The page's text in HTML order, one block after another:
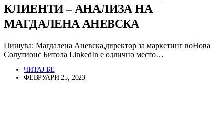
КЛИЕНТИ – АНАЛИЗА НА
МАГДАЛЕНА АНЕВСКА
Пишува: Магдалена Аневска,директор за маркетинг воНова
Солутионс Битола LinkedIn е одлично место…
ЧИТАЈ БЕ
ФЕВРУАРИ 25, 2023